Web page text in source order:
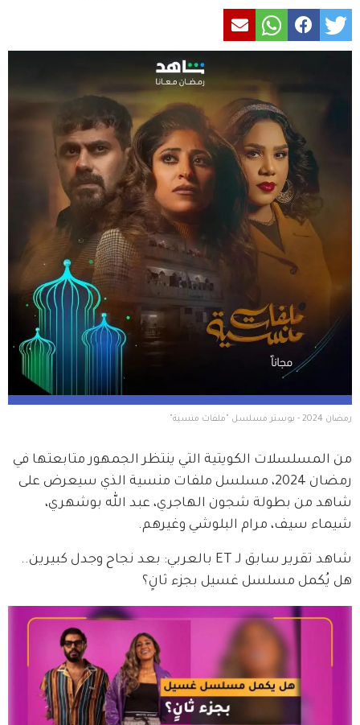
رمضان 2024 - بوستر مسلسل "ملفات منسية"
من المسلسلات الكويتية التي ينتظر الجمهور متابعتها في
رمضان 2024، مسلسل ملفات منسية الذي سيعرض على
شاهد من بطولة شجون الهاجري، عبد الله بوشهري،
شيماء سيف، مرام البلوشي وغيرهم.
شاهد تقرير سابق لـ ET بالعربي: بعد نجاح وجدل كبيرين..
هل يُكمل مسلسل غسيل بجزء ثانٍ؟